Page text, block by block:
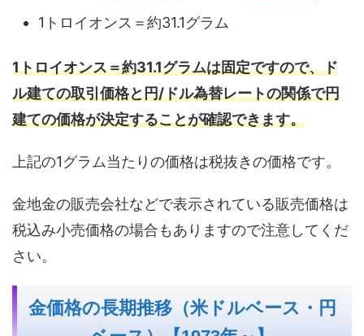
1トロイオンス＝約31.1グラム
1トロイオンス＝約31.1グラムは固定ですので、ド
ル建ての取引価格と円/ドル為替レートの関係で円
建ての価格が決定することが確認できます。
上記の1グラム当たりの価格は税抜きの価格です。
金地金の販売会社などで表示されている販売価格は
税込み小売価格の場合もありますので注意してくだ
さい。
金価格の長期推移（米ドルベース・円